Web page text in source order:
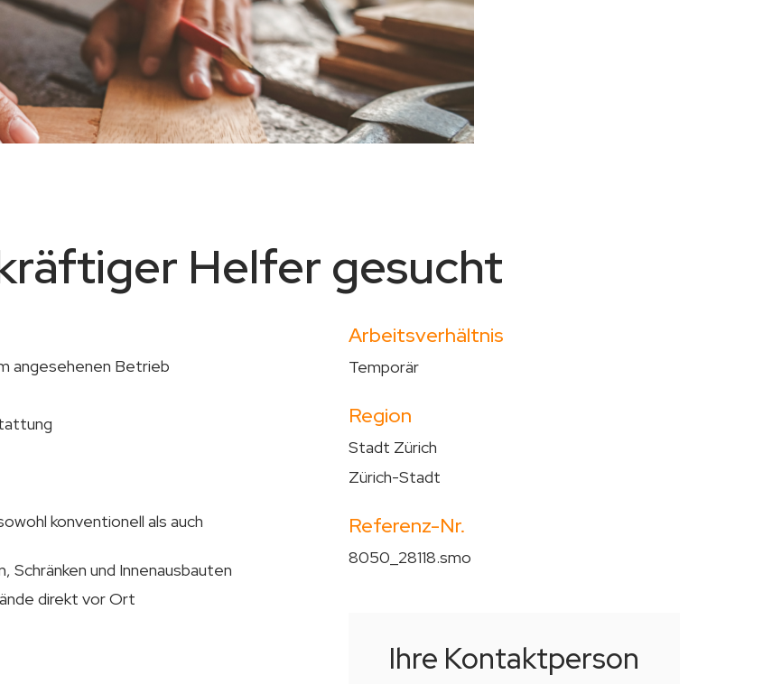
Helfer gesucht
angesehenen Betrieb
konventionell als auch
Schränken und Innenausbauten
direkt vor Ort
Arbeitsverhältnis
Temporär
Region
Stadt Zürich
Zürich-Stadt
Referenz-Nr.
8050_28118.smo
Ihre Kontaktperson